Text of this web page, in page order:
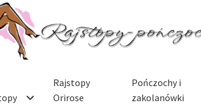
Rajstopy
Orirose
Pończochy i
zakolanówki